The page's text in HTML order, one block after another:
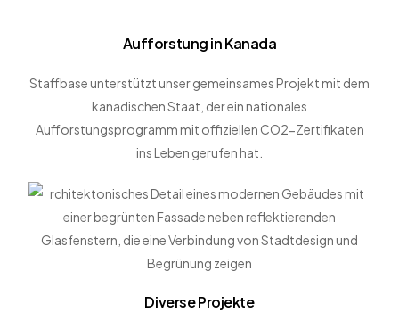
Aufforstung in Kanada
Staffbase unterstützt unser gemeinsames Projekt mit dem
kanadischen Staat, der ein nationales
Aufforstungsprogramm mit offiziellen CO2-Zertifikaten
ins Leben gerufen hat.
Diverse Projekte